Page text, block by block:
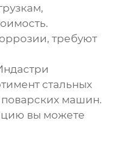
требуют
стальных
поварских машин.
вы можете